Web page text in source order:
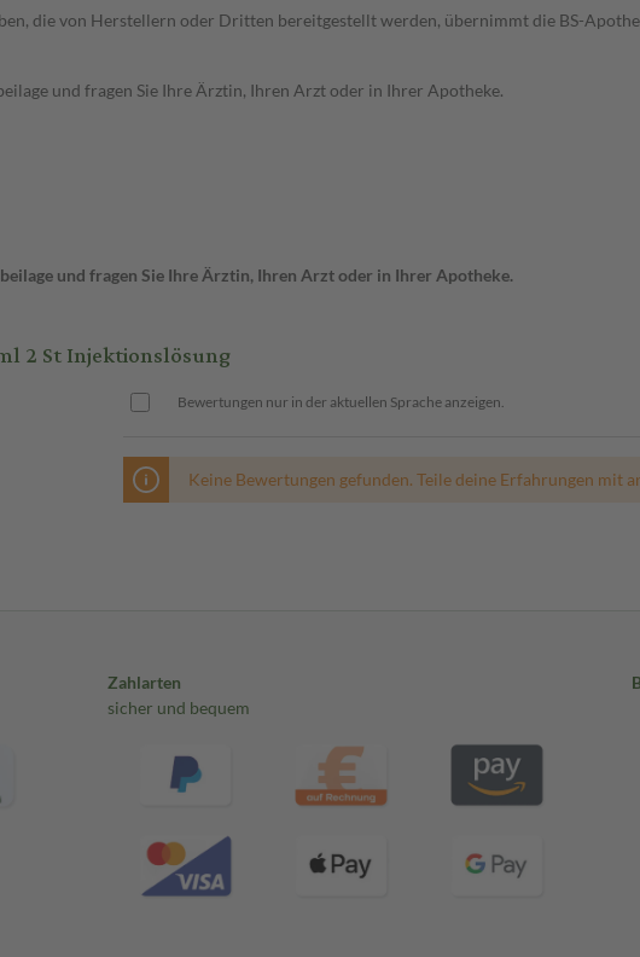
die von Herstellern oder Dritten bereitgestellt werden, übernimmt die BS-
und fragen Sie Ihre Ärztin, Ihren Arzt oder in Ihrer Apotheke.
und fragen Sie Ihre Ärztin, Ihren Arzt oder in Ihrer Apotheke.
2 St Injektionslösung
Bewertungen nur in der aktuellen Sprache anzeigen.
Keine Bewertungen gefunden. Teile deine Erfahrungen mit
Zahlarten
sicher und bequem